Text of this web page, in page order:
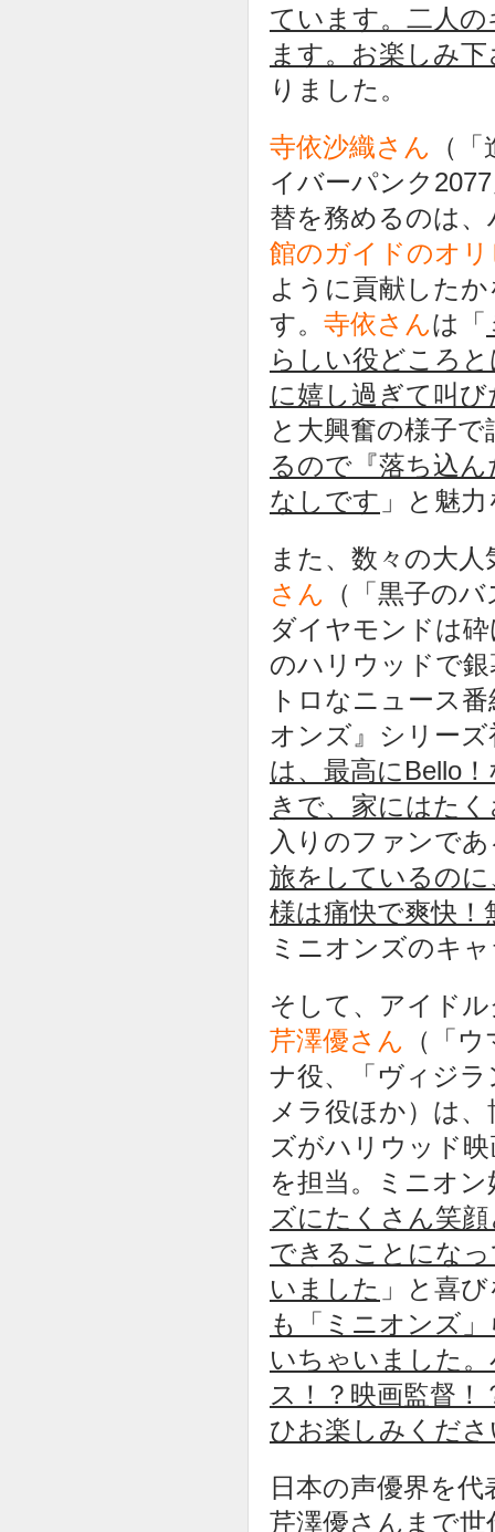
ています。二人
ます。お楽しみ
りました。
寺依沙織さん
（
イバーパンク
替を務めるのは
館のガイドのオ
ように貢献した
す。 寺依さんは「
らしい役どころ
に嬉し過ぎて叫
と大興奮の様子で
るので『落ち込
なしです 」と魅
また、数々の大
さん
（「黒子の
ダイヤモンドは
のハリウッドで
トロなニュース
オンズ』シリー
は、最高にBello
きで、家にはた
入りのファンで
旅をしているの
様は痛快で爽快
ミニオンズのキ
そして、アイド
芹澤優さん
（「
ナ役、「ヴィジ
メラ役ほか）は
ズがハリウッド
を担当。ミニオ
ズにたくさん笑
できることにな
いました 」と喜
も「ミニオンズ
いちゃいました
ス！？映画監督
ひお楽しみくだ
日本の声優界を
芹澤優さんまで